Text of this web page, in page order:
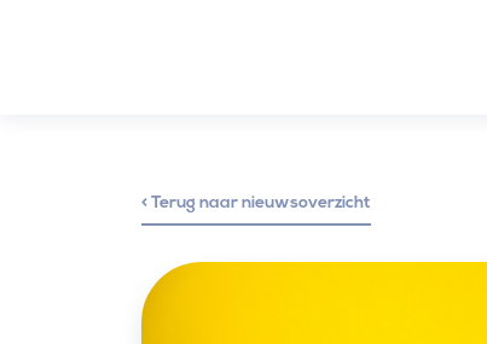
< Terug naar nieuwsoverzicht